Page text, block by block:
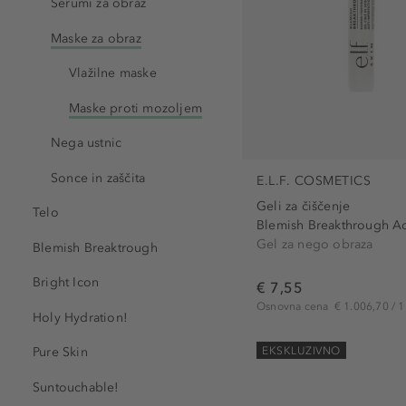
Serumi za obraz
Maske za obraz
Vlažilne maske
Maske proti mozoljem
Nega ustnic
Sonce in zaščita
Telo
Blemish Breaktrough
Bright Icon
Holy Hydration!
Pure Skin
Suntouchable!
E.L.F. COSMETICS
Geli za čiščenje
Blemish Breakthrough
Gel za nego obraza
€ 7,55
Osnovna cena € 1.006,70 / 1 l
EKSKLUZIVNO